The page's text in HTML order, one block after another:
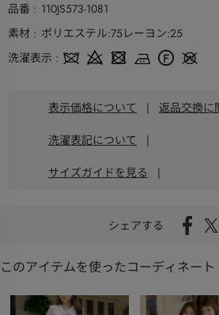
品番
110JS573-1081
素材
ポリエステル:75レーヨン:25
洗濯表示
表示価格について | 返品交換に
洗濯表記について |
サイズガイドを見る |
シェアする
このアイテムを使ったコーディネート